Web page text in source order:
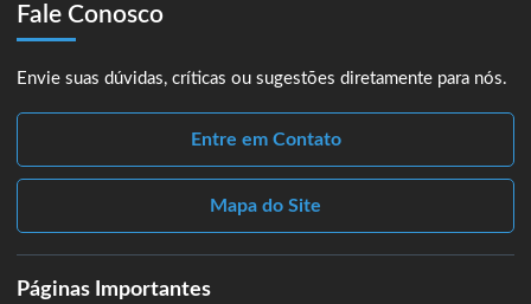
Fale Conosco
Envie suas dúvidas, críticas ou sugestões diretamente para nós.
Entre em Contato
Mapa do Site
Páginas Importantes